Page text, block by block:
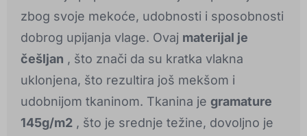
zbog svoje mekoće, udobnosti i sposobnosti
dobrog upijanja vlage. Ovaj materijal je
češljan , što znači da su kratka vlakna
uklonjena, što rezultira još mekšom i
udobnijom tkaninom. Tkanina je gramature
145g/m2 , što je srednje težine, dovoljno je